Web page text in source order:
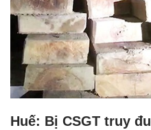
Huế: Bị CSGT truy